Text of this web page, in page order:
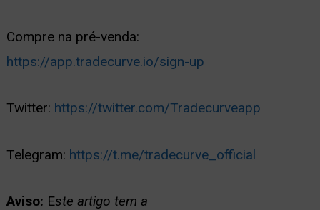
Compre na pré-venda:
https://app.tradecurve.io/sign-up
Twitter: https://twitter.com/Tradecurveapp
Telegram: https://t.me/tradecurve_official
Aviso: Este artigo tem a